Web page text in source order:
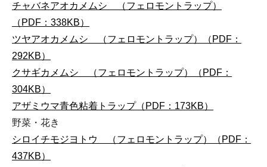
チャバネアオカメムシ （フェロモントラップ）
（PDF：338KB）
ツヤアオカメムシ （フェロモントラップ）（PDF：
292KB）
クサギカメムシ （フェロモントラップ）（PDF：
304KB）
アザミウマ青色粘着トラップ（PDF：173KB）
野菜・花き
シロイチモジヨトウ （フェロモントラップ）（PDF：
437KB）